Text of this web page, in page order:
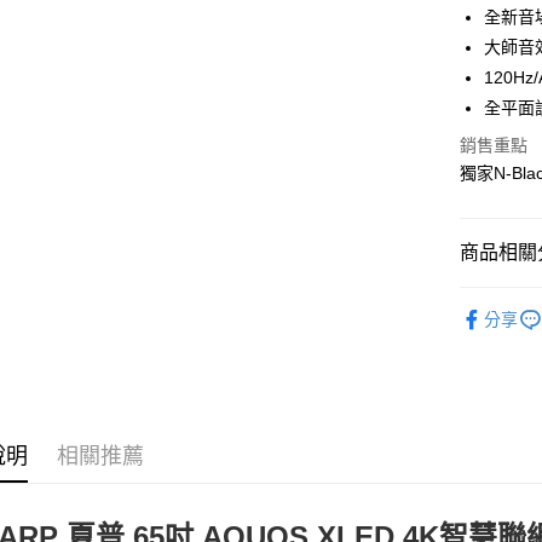
宅配
每筆
貨到付現
每筆
全新音
大師音
全平面
銷售重點
獨家N-
商品相關
分享
明 相關推薦